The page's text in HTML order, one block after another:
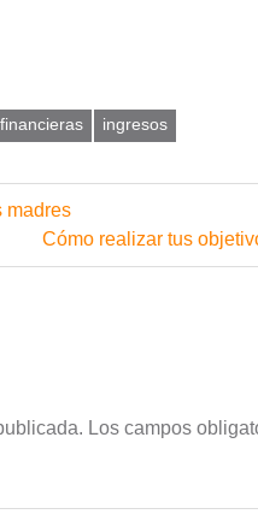
ingresos
madres
Siguiente
entrada:
Cómo realizar tus
Los campos